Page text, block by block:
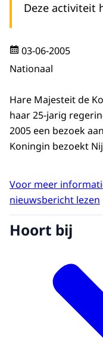
Deze activiteit
03-06-2005
Nationaal
Hare Majesteit de
haar 25-jarig
2005 een bezoek
Koningin bezoekt
Voor meer
nieuwsbericht lezen
Hoort bij